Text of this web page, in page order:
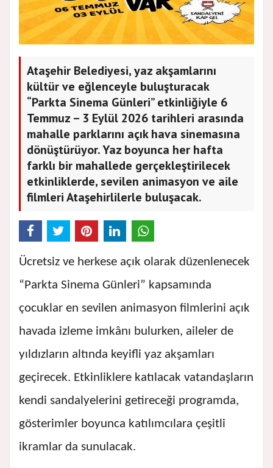
Ataşehir Belediyesi, yaz akşamlarını
kültür ve eğlenceyle buluşturacak
“Parkta Sinema Günleri” etkinliğiyle 6
Temmuz – 3 Eylül 2026 tarihleri arasında
mahalle parklarını açık hava sinemasına
dönüştürüyor. Yaz boyunca her hafta
farklı bir mahallede gerçekleştirilecek
etkinliklerde, sevilen animasyon ve aile
filmleri Ataşehirlilerle buluşacak.
Ücretsiz ve herkese açık olarak düzenlenecek
“Parkta Sinema Günleri” kapsamında
çocuklar en sevilen animasyon filmlerini açık
havada izleme imkânı bulurken, aileler de
yıldızların altında keyifli yaz akşamları
geçirecek. Etkinliklere katılacak vatandaşların
kendi sandalyelerini getireceği programda,
gösterimler boyunca katılımcılara çeşitli
ikramlar da sunulacak.